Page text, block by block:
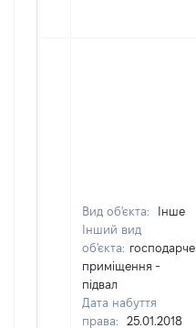
Вид об'єкта:
Інше
Інший вид
об'єкта: господарче
приміщення -
підвал
Дата набуття
права:
25.01.2018